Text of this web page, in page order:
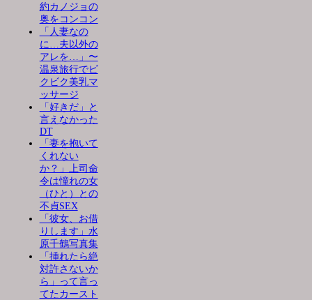
約カノジョの
奥をコンコン
「人妻なの
に…夫以外の
アレを…」〜
温泉旅行でビ
クビク美乳マ
ッサージ
「好きだ」と
言えなかった
DT
「妻を抱いて
くれない
か？」上司命
令は憧れの女
（ひと）との
不貞SEX
「彼女、お借
りします」水
原千鶴写真集
「挿れたら絶
対許さないか
ら」って言っ
てたカースト